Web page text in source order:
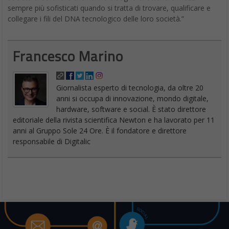
sempre più sofisticati quando si tratta di trovare, qualificare e
collegare i fili del DNA tecnologico delle loro società.”
Francesco Marino
Giornalista esperto di tecnologia, da oltre 20
anni si occupa di innovazione, mondo digitale,
hardware, software e social. È stato direttore
editoriale della rivista scientifica Newton e ha lavorato per 11
anni al Gruppo Sole 24 Ore. È il fondatore e direttore
responsabile di Digitalic